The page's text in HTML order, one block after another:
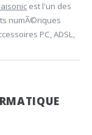
est l'un des
numÃ©riques
PC, ADSL,